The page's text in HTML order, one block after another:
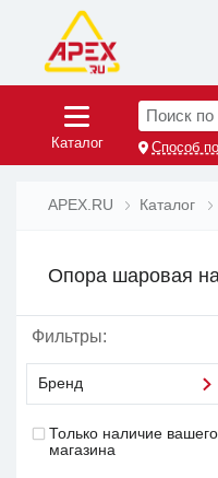
Каталог
Поиск по
Способ
APEX.RU Каталог
Опора шаровая
Фильтры:
Бренд
Только наличие вашего
магазина